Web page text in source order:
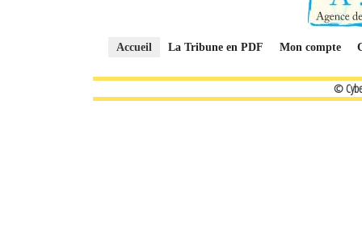
Accueil La Tribune en PDF Mon compte
©